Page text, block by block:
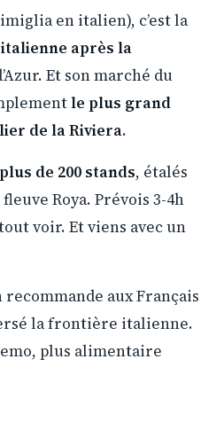
en italien), c’est la
après la
Et son marché du
le plus grand
de la Riviera.
plus de 200 stands, étalés
Roya. Prévois 3-4h
voir. Et viens avec un
recommande aux Français
la frontière italienne.
plus alimentaire